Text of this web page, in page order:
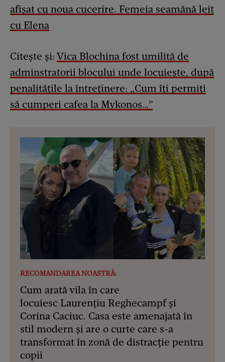
afișat cu noua cucerire. Femeia seamănă leit
cu Elena
Citește și: Vica Blochina fost umilită de
adminstratorii blocului unde locuiește, după
penalitățile la întreținere: „Cum îți permiți
să cumperi cafea la Mykonos…”
RECOMANDAREA NOASTRĂ:
Cum arată vila în care
locuiesc Laurențiu Reghecampf și
Corina Caciuc. Casa este amenajată în
stil modern și are o curte care s-a
transformat în zonă de distracție pentru
copii